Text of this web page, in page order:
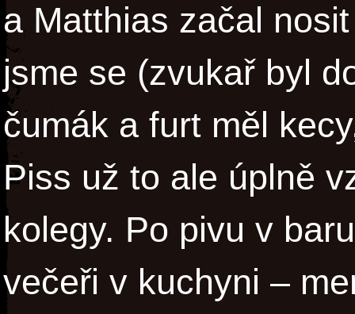
a Matthias začal
jsme se (zvukař byl
čumák a furt měl
Piss už to ale úplně
kolegy. Po pivu v
večeři v kuchyni –